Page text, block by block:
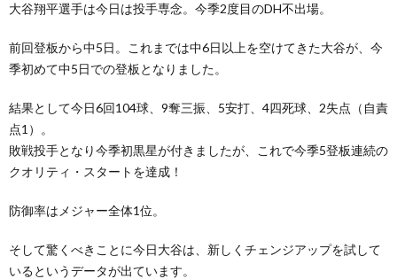
大谷翔平選手は今日は投手専念。今季2度目のDH不出場。
前回登板から中5日。これまでは中6日以上を空けてきた大谷が、今
季初めて中5日での登板となりました。
結果として今日6回104球、9奪三振、5安打、4四死球、2失点（自責
点1）。
敗戦投手となり今季初黒星が付きましたが、これで今季5登板連続の
クオリティ・スタートを達成！
防御率はメジャー全体1位。
そして驚くべきことに今日大谷は、新しくチェンジアップを試して
いるというデータが出ています。